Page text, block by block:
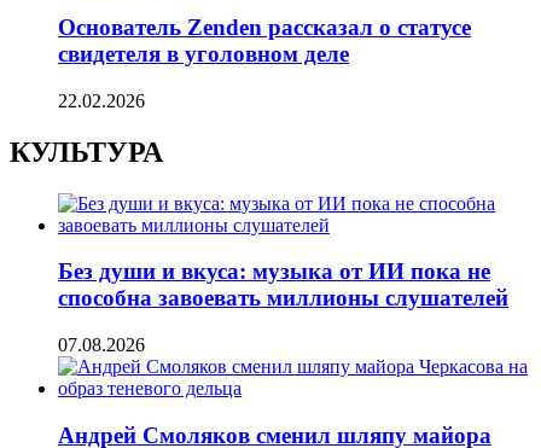
Основатель Zenden рассказал о статусе
свидетеля в уголовном деле
22.02.2026
КУЛЬТУРА
Без души и вкуса: музыка от ИИ пока не
способна завоевать миллионы слушателей
07.08.2026
Андрей Смоляков сменил шляпу майора